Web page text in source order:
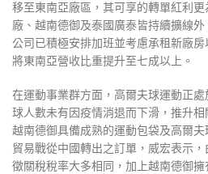
移至東南亞廠區 ， 其可享的轉單紅利更
廠、越南德御及泰國廣泰皆持續擴線
公司已積極安排加班並考慮承租新廠房
將東南亞營收比重提升至七成以上 。
在運動事業群方面 ， 高爾夫球運動正
球人數未有因疫情消退而下滑 ， 推升相
越南德御具備成熟的運動包袋及高爾夫
貿易戰從中國轉出之訂單 ， 威宏表示 ，
徵關稅稅率大多相同 ， 加上越南德御擁